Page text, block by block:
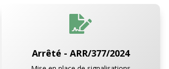

Arrêté - ARR/377/2024